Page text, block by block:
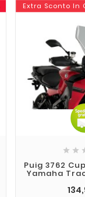
Extra Sconto In
 
Puig 3762
Yamaha